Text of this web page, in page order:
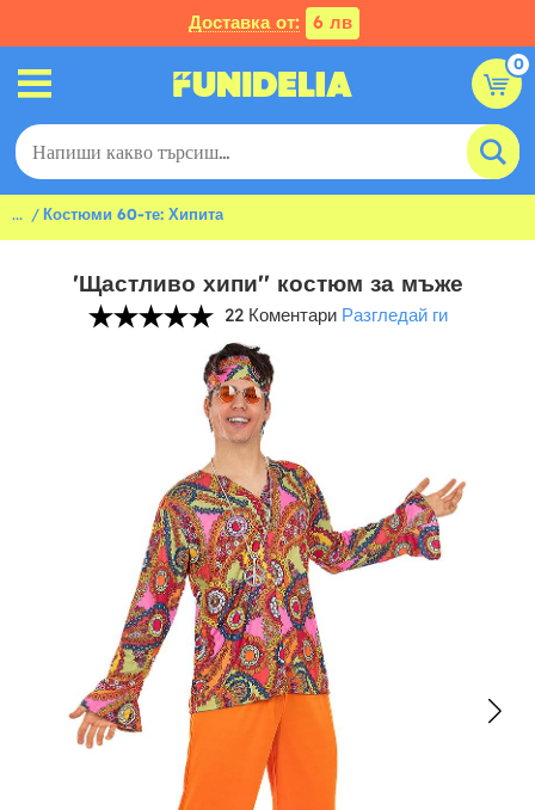
Доставка от: 6 лв
0
... Костюми 60-те: Хипита
'Щастливо хипи'' костюм за мъже
22 Коментари Разгледай ги